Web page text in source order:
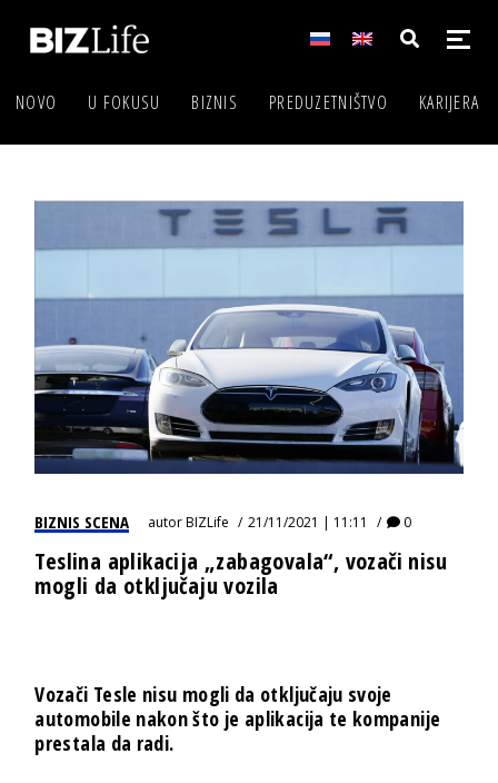
NOVO U FOKUSU BIZNIS PREDUZETNIŠTVO KARIJERA
BIZNIS SCENA autorBIZLife 21/11/2021 | 11:11 0
Teslina aplikacija „zabagovala“, vozači nisu
mogli da otključaju vozila
Vozači Tesle nisu mogli da otključaju svoje
automobile nakon što je aplikacija te kompanije
prestala da radi.